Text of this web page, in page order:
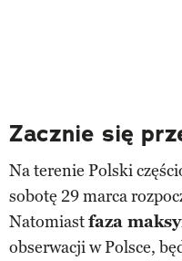
Zacznie się
Na terenie Polski
sobotę 29 marca
Natomiastfaza
obserwacji w Polsce,